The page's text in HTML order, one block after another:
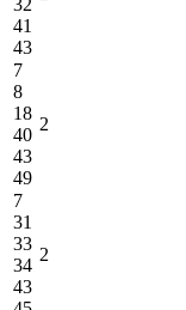
41
43
7
8
18
40
43
49
2
7
31
33
34
43
2